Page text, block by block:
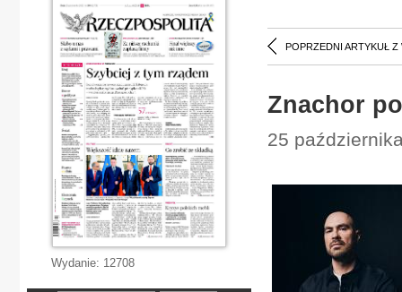
POPRZEDNI ARTYKUŁ Z
Znachor
25
Wydanie: 12708